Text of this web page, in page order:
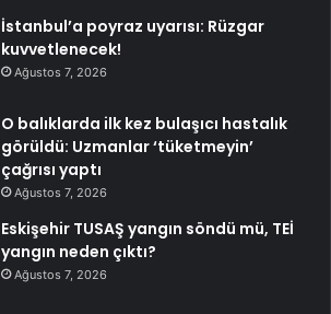
İstanbul’a poyraz uyarısı: Rüzgar
kuvvetlenecek!
Ağustos 7, 2026
O balıklarda ilk kez bulaşıcı hastalık
görüldü: Uzmanlar ‘tüketmeyin’
çağrısı yaptı
Ağustos 7, 2026
Eskişehir TUSAŞ yangın söndü mü, TEİ
yangın neden çıktı?
Ağustos 7, 2026